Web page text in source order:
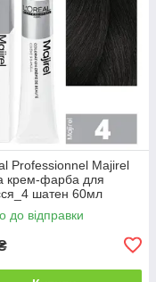
Professionnel Majirel
крем-фарба для
шатен 60мл
до відправки